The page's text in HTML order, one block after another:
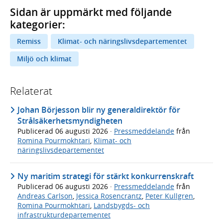
Sidan är uppmärkt med följande
kategorier:
Remiss
Klimat- och näringslivsdepartementet
Miljö och klimat
Relaterat
Johan Börjesson blir ny generaldirektör för
Strålsäkerhetsmyndigheten
Publicerad 06 augusti 2026 · Pressmeddelande från
Romina Pourmokhtari, Klimat- och
näringslivsdepartementet
Ny maritim strategi för stärkt konkurrenskraft
Publicerad 06 augusti 2026 · Pressmeddelande från
Andreas Carlson, Jessica Rosencrantz, Peter Kullgren,
Romina Pourmokhtari, Landsbygds- och
infrastrukturdepartementet